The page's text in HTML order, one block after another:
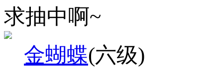
求抽中啊~
金蝴蝶(六级)